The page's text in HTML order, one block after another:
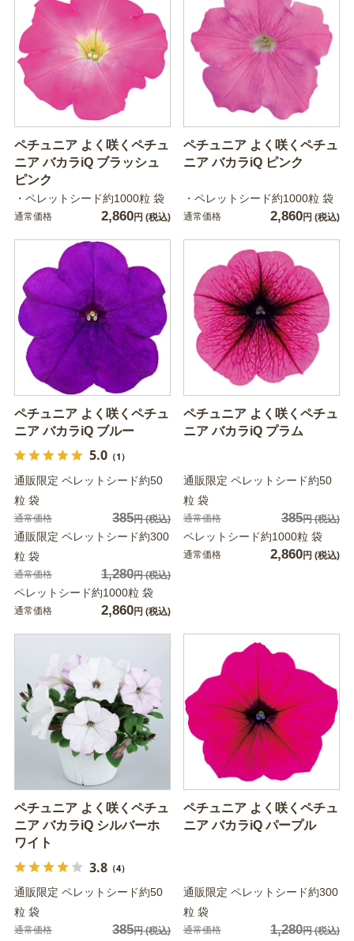
ペチュニア よく咲くペチュ
ニア バカラiQ ブラッシュ
ピンク
・ペレットシード約1000粒 袋
通常価格 2,860円 (税込)
ペチュニア よく咲くペチュ
ニア バカラiQ ピンク
・ペレットシード約1000粒 袋
通常価格 2,860円 (税込)
ペチュニア よく咲くペチュ
ニア バカラiQ ブルー
5.0（1）
通販限定 ペレットシード約50
粒 袋
通常価格 385円(税込)
通販限定 ペレットシード約300
粒 袋
通常価格 1,280円(税込)
ペレットシード約1000粒 袋
通常価格 2,860円 (税込)
ペチュニア よく咲くペチュ
ニア バカラiQ プラム
通販限定 ペレットシード約50
粒 袋
通常価格 385円(税込)
ペレットシード約1000粒 袋
通常価格 2,860円 (税込)
ペチュニア よく咲くペチュ
ニア バカラiQ シルバーホ
ワイト
3.8（4）
通販限定 ペレットシード約50
粒 袋
通常価格 385円(税込)
ペチュニア よく咲くペチュ
ニア バカラiQ パープル
通販限定 ペレットシード約300
粒 袋
通常価格 1,280円(税込)